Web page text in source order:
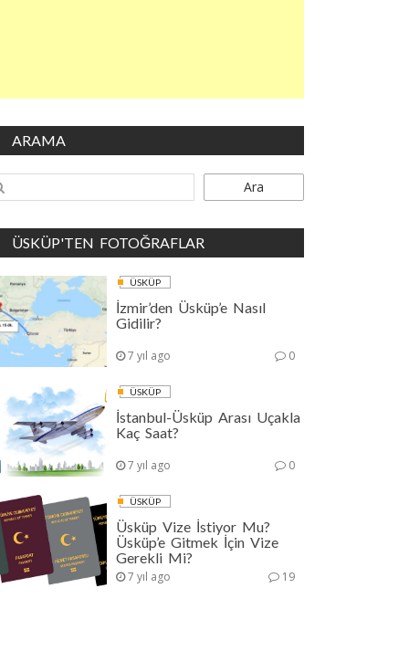
ARAMA
Ara
ÜSKÜP'TEN FOTOĞRAFLAR
ÜSKÜP
İzmir’den Üsküp’e Nasıl
Gidilir?
7 yıl ago 0
ÜSKÜP
İstanbul-Üsküp Arası Uçakla
Kaç Saat?
7 yıl ago 0
ÜSKÜP
Üsküp Vize İstiyor Mu?
Üsküp’e Gitmek İçin Vize
Gerekli Mi?
7 yıl ago 19